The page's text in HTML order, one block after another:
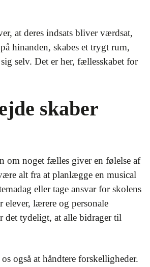
at deres indsats bliver værdsat,
hinanden, skabes et trygt rum,
selv. Det er her, fællesskabet for
skaber
om noget fælles giver en følelse af
alt fra at planlægge en musical
eller tage ansvar for skolens
elever, lærere og personale
det tydeligt, at alle bidrager til
også at håndtere forskelligheder.